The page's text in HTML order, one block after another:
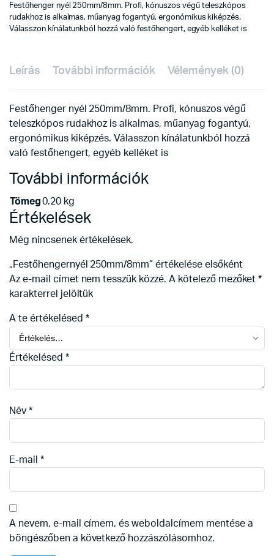
Festőhenger nyél 250mm/8mm. Profi, kónuszos végű teleszkópos
rudakhoz is alkalmas, műanyag fogantyú, ergonómikus kiképzés.
Válasszon kínálatunkból hozzá való festőhengert, egyéb kelléket is
Leírás További információk Vélemények (0)
Festőhenger nyél 250mm/8mm. Profi, kónuszos végű
teleszkópos rudakhoz is alkalmas, műanyag fogantyú,
ergonómikus kiképzés. Válasszon kínálatunkból hozzá
való festőhengert, egyéb kelléket is
További információk
Tömeg0.20 kg
Értékelések
Még nincsenek értékelések.
„Festőhengernyél 250mm/8mm” értékelése elsőként
Az e-mail címet nem tesszük közzé. A kötelező mezőket*
karakterrel jelöltük
A te értékelésed *
Értékelésed *
Név *
E-mail *
A nevem, e-mail címem, és weboldalcímem mentése a
böngészőben a következő hozzászólásomhoz.